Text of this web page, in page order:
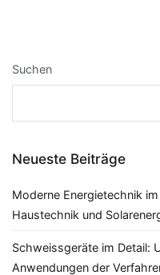
Suchen
Neueste Beiträge
Moderne Energietechnik
Haustechnik und
Schweissgeräte im Detail:
Anwendungen der